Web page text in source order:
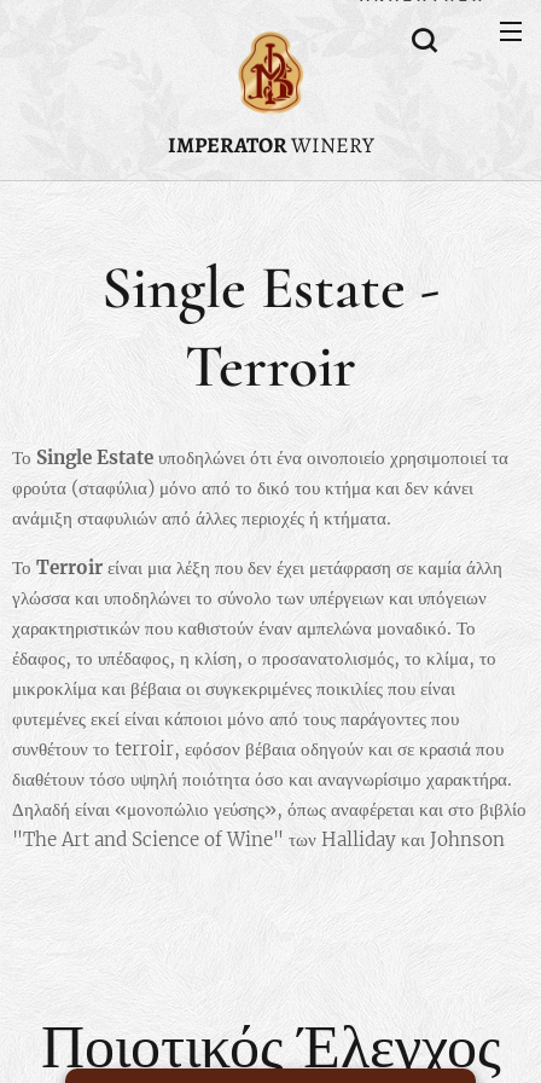
IMPERATORWINERY
Single Estate -
Terroir
Το Single Estate υποδηλώνει ότι ένα οινοποιείο χρησιμοποιεί τα
φρούτα (σταφύλια) μόνο από το δικό του κτήμα και δεν κάνει
ανάμιξη σταφυλιών από άλλες περιοχές ή κτήματα.
Το Terroir είναι μια λέξη που δεν έχει μετάφραση σε καμία άλλη
γλώσσα και υποδηλώνει το σύνολο των υπέργειων και υπόγειων
χαρακτηριστικών που καθιστούν έναν αμπελώνα μοναδικό. Το
έδαφος, το υπέδαφος, η κλίση, ο προσανατολισμός, το κλίμα, το
μικροκλίμα και βέβαια οι συγκεκριμένες ποικιλίες που είναι
φυτεμένες εκεί είναι κάποιοι μόνο από τους παράγοντες που
συνθέτουν το terroir, εφόσον βέβαια οδηγούν και σε κρασιά που
διαθέτουν τόσο υψηλή ποιότητα όσο και αναγνωρίσιμο χαρακτήρα.
Δηλαδή είναι «μονοπώλιο γεύσης», όπως αναφέρεται και στο βιβλίο
"The Art and Science of Wine" των Halliday και Johnson
Ποιοτικός Έλεγχος